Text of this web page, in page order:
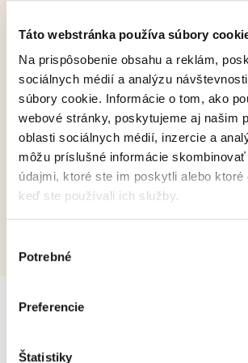
Táto webstránka používa súbory
Na prispôsobenie obsahu a reklám,
sociálnych médií a analýzu
súbory cookie. Informácie o tom, ako
webové stránky, poskytujeme aj našim
oblasti sociálnych médií, inzercie a
môžu príslušné informácie
údajmi, ktoré ste im poskytli alebo
keď ste používali ich služby.
súhlasu
Potrebné
Preferencie
Štatistiky
Filante
Každú noc pozoruje Paulette na oblohe
hviezdu. Jej tajným prianím, ktoré si vtedy
svojho záhadne strateného krysieho
Zobraziť viac